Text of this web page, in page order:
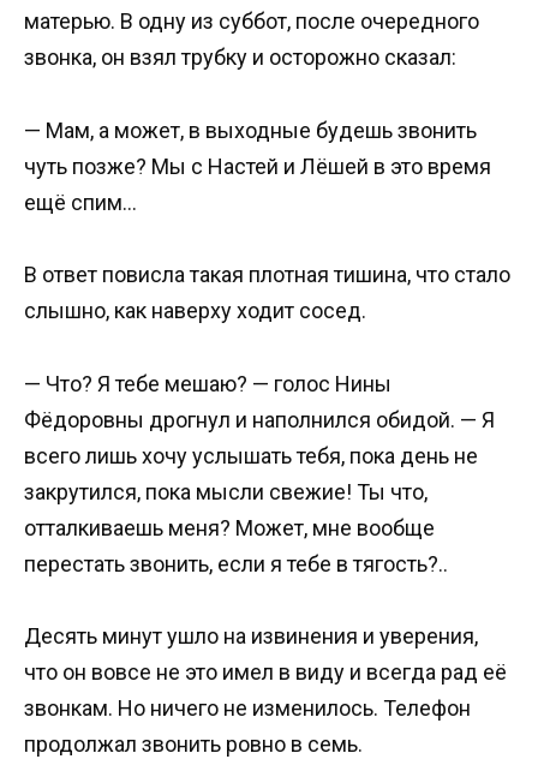
матерью. В одну из суббот, после очередного
звонка, он взял трубку и осторожно сказал:
— Мам, а может, в выходные будешь звонить
чуть позже? Мы с Настей и Лёшей в это время
ещё спим…
В ответ повисла такая плотная тишина, что стало
слышно, как наверху ходит сосед.
— Что? Я тебе мешаю? — голос Нины
Фёдоровны дрогнул и наполнился обидой. — Я
всего лишь хочу услышать тебя, пока день не
закрутился, пока мысли свежие! Ты что,
отталкиваешь меня? Может, мне вообще
перестать звонить, если я тебе в тягость?..
Десять минут ушло на извинения и уверения,
что он вовсе не это имел в виду и всегда рад её
звонкам. Но ничего не изменилось. Телефон
продолжал звонить ровно в семь.